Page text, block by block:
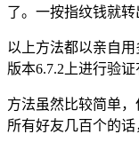
了。一按指纹钱就转
以上方法都以亲自
版本6.7.2上进行验证
方法虽然比较简单
所有好友几百个的话